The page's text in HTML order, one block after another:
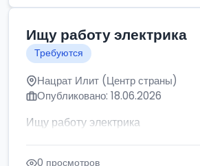
Ищу работу электрика
Требуются
Нацрат Илит (Центр страны)
Опубликовано: 18.06.2026
Ищу работу электрика
0 просмотров